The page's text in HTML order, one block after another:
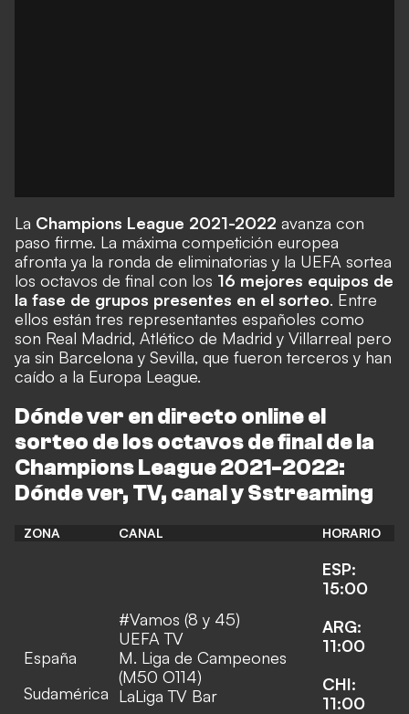
La Champions League 2021-2022 avanza con
paso firme. La máxima competición europea
afronta ya la ronda de eliminatorias y la UEFA sortea
los octavos de final con los 16 mejores equipos de
la fase de grupos presentes en el sorteo. Entre
ellos están tres representantes españoles como
son Real Madrid, Atlético de Madrid y Villarreal pero
ya sin Barcelona y Sevilla, que fueron terceros y han
caído a la Europa League.
Dónde ver en directo online el
sorteo de los octavos de final de la
Champions League 2021-2022:
Dónde ver, TV, canal y Sstreaming
ZONA CANAL HORARIO
España
Sudamérica
#Vamos (8 y 45)
UEFA TV
M. Liga de Campeones
(M50 O114)
LaLiga TV Bar
ESP:
15:00
ARG:
11:00
CHI:
11:00